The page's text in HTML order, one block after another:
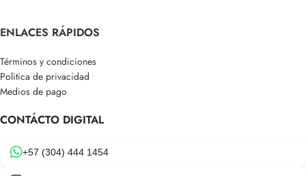
ENLACES RÁPIDOS
Términos y condiciones
Politica de privacidad
Medios de pago
CONTÁCTO DIGITAL
+57 (304) 444 1454